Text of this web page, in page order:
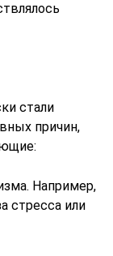
стали
причин,
Например,
стресса или